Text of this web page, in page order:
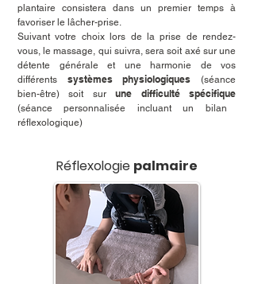
plantaire consistera dans un premier temps à
favoriser le lâcher-prise.
Suivant votre choix lors de la prise de rendez-
vous, le massage, qui suivra, sera soit axé sur une
détente générale et une harmonie de
vos
différents systèmes physiologiques (séance
bien-être) soit surune difficulté spécifique
(séance personnalisée incluant un bilan
réflexologique)​
Réflexologie palmaire